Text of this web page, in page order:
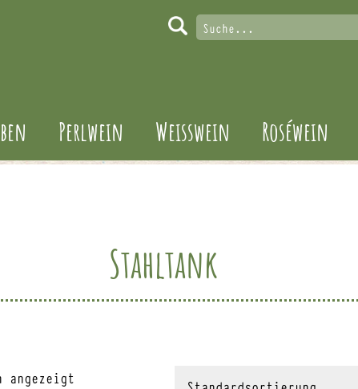
Perlwein Weisswein Roséwein
Stahltank
angezeigt